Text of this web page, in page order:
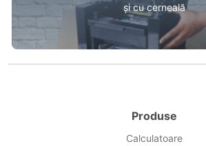
și cu cerneală
Produse
Calculatoare